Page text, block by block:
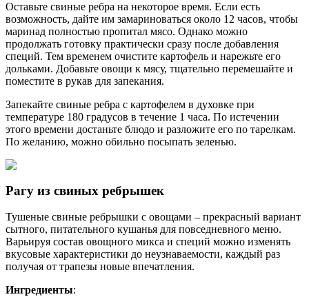
Оставьте свиные ребра на некоторое время. Если есть
возможность, дайте им замариноваться около 12 часов, чтобы
маринад полностью пропитал мясо. Однако можно
продолжать готовку практически сразу после добавления
специй. Тем временем очистите картофель и нарежьте его
дольками. Добавьте овощи к мясу, тщательно перемешайте и
поместите в рукав для запекания.
Запекайте свиные ребра с картофелем в духовке при
температуре 180 градусов в течение 1 часа. По истечении
этого времени достаньте блюдо и разложите его по тарелкам.
По желанию, можно обильно посыпать зеленью.
Рагу из свиных ребрышек
Тушеные свиные ребрышки с овощами – прекрасный вариант
сытного, питательного кушанья для повседневного меню.
Варьируя состав овощного микса и специй можно изменять
вкусовые характеристики до неузнаваемости, каждый раз
получая от трапезы новые впечатления.
Ингредиенты: